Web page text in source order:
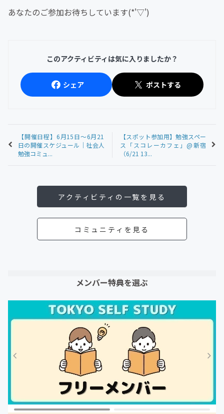
あなたのご参加お待ちしています(*'▽')
このアクティビティは気に入りましたか？
シェア ポストする
【開催日程】6月15日～6月21
日の開催スケジュール｜社会人
勉強コミュ...
【スポット参加用】勉強スペー
ス「スコレーカフェ」@新宿
（6/21 13...
アクティビティの一覧を見る
コミュニティを見る
メンバー特典を選ぶ